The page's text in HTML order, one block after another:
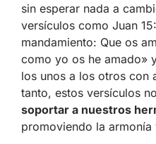
sin esperar nada a
versículos como Juan
mandamiento: Que os
como yo os he amado»
los unos a los otros con
tanto, estos versículos
soportar a nuestros
promoviendo la armonía